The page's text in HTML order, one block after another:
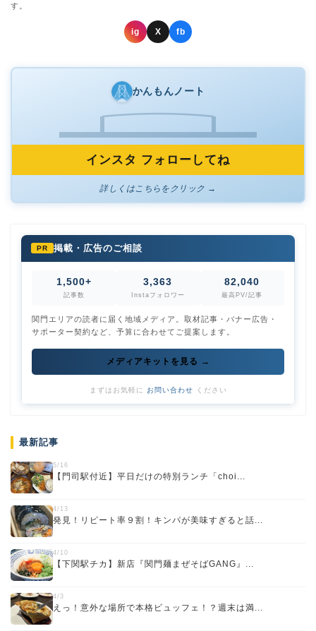
す。
ig X fb
かんもんノート
インスタ フォローしてね
詳しくはこちらをクリック →
PR 掲載・広告のご相談
1,500+
記事数
3,363
Instaフォロワー
82,040
最高PV/記事
関門エリアの読者に届く地域メディア。取材記事・バナー広告・
サポーター契約など、予算に合わせてご提案します。
メディアキットを見る →
まずはお気軽に お問い合わせ ください
最新記事
5/16
【門司駅付近】平日だけの特別ランチ「choi...
4/13
発見！リピート率９割！キンパが美味すぎると話...
4/10
【下関駅チカ】新店『関門麺まぜそばGANG』...
4/3
えっ！意外な場所で本格ビュッフェ！？週末は満...